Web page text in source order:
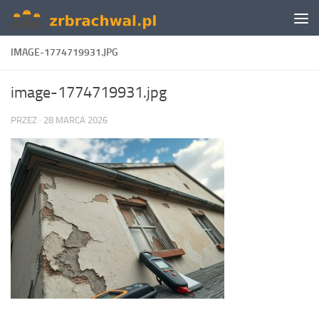
Skip to content
IMAGE-1774719931.JPG
image-1774719931.jpg
PRZEZ · 28 MARCA 2026